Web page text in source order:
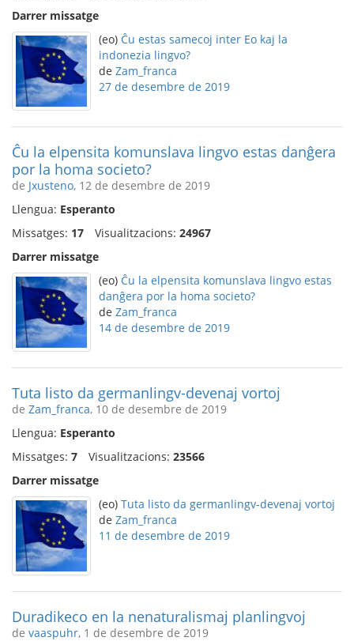
Darrer missatge
(eo) Ĉu estas samecoj inter Eo kaj la
indonezia lingvo?
de Zam_franca
27 de desembre de 2019
Ĉu la elpensita komunslava lingvo estas danĝera
por la homa societo?
de Jxusteno, 12 de desembre de 2019
Llengua: Esperanto
Missatges: 17 Visualitzacions: 24967
Darrer missatge
(eo) Ĉu la elpensita komunslava lingvo estas
danĝera por la homa societo?
de Zam_franca
14 de desembre de 2019
Tuta listo da germanlingv-devenaj vortoj
de Zam_franca, 10 de desembre de 2019
Llengua: Esperanto
Missatges: 7 Visualitzacions: 23566
Darrer missatge
(eo) Tuta listo da germanlingv-devenaj vortoj
de Zam_franca
11 de desembre de 2019
Duradikeco en la nenaturalismaj planlingvoj
de vaaspuhr, 1 de desembre de 2019